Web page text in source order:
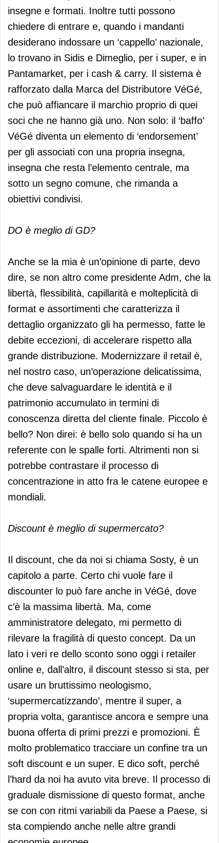
insegne e formati. Inoltre tutti possono
chiedere di entrare e, quando i mandanti
desiderano indossare un ‘cappello’ nazionale,
lo trovano in Sidis e Dimeglio, per i super, e in
Pantamarket, per i cash & carry. Il sistema è
rafforzato dalla Marca del Distributore VéGé,
che può affiancare il marchio proprio di quei
soci che ne hanno già uno. Non solo: il ‘baffo’
VéGé diventa un elemento di ‘endorsement’
per gli associati con una propria insegna,
insegna che resta l’elemento centrale, ma
sotto un segno comune, che rimanda a
obiettivi condivisi.
DO è meglio di GD?
Anche se la mia è un’opinione di parte, devo
dire, se non altro come presidente Adm, che la
libertà, flessibilità, capillarità e molteplicità di
format e assortimenti che caratterizza il
dettaglio organizzato gli ha permesso, fatte le
debite eccezioni, di accelerare rispetto alla
grande distribuzione. Modernizzare il retail è,
nel nostro caso, un’operazione delicatissima,
che deve salvaguardare le identità e il
patrimonio accumulato in termini di
conoscenza diretta del cliente finale. Piccolo è
bello? Non direi: è bello solo quando si ha un
referente con le spalle forti. Altrimenti non si
potrebbe contrastare il processo di
concentrazione in atto fra le catene europee e
mondiali.
Discount è meglio di supermercato?
Il discount, che da noi si chiama Sosty, è un
capitolo a parte. Certo chi vuole fare il
discounter lo può fare anche in VéGé, dove
c’è la massima libertà. Ma, come
amministratore delegato, mi permetto di
rilevare la fragilità di questo concept. Da un
lato i veri re dello sconto sono oggi i retailer
online e, dall’altro, il discount stesso si sta, per
usare un bruttissimo neologismo,
‘supermercatizzando’, mentre il super, a
propria volta, garantisce ancora e sempre una
buona offerta di primi prezzi e promozioni. È
molto problematico tracciare un confine tra un
soft discount e un super. E dico soft, perché
l’hard da noi ha avuto vita breve. Il processo di
graduale dismissione di questo format, anche
se con con ritmi variabili da Paese a Paese, si
sta compiendo anche nelle altre grandi